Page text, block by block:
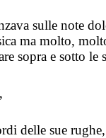
sulle note
ma molto,
sopra e sotto
delle sue